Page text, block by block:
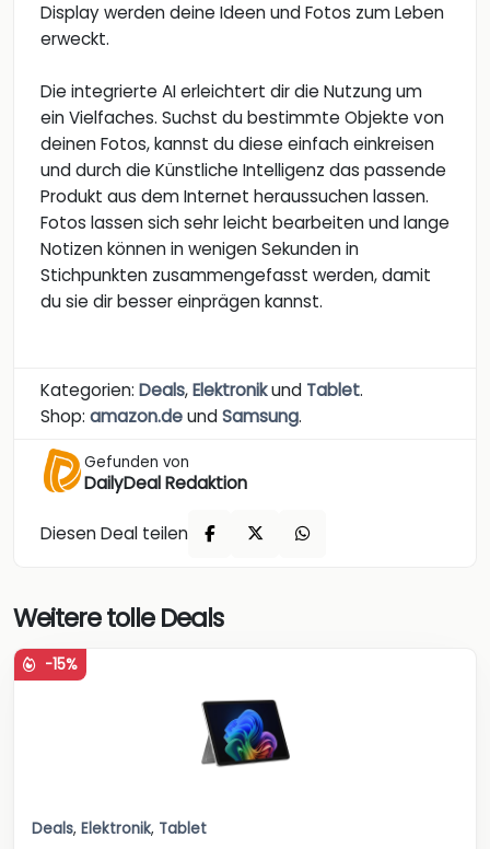
Display werden deine Ideen und Fotos zum Leben
erweckt.
Die integrierte AI erleichtert dir die Nutzung um
ein Vielfaches. Suchst du bestimmte Objekte von
deinen Fotos, kannst du diese einfach einkreisen
und durch die Künstliche Intelligenz das passende
Produkt aus dem Internet heraussuchen lassen.
Fotos lassen sich sehr leicht bearbeiten und lange
Notizen können in wenigen Sekunden in
Stichpunkten zusammengefasst werden, damit
du sie dir besser einprägen kannst.
Kategorien: Deals,Elektronikund Tablet.
Shop: amazon.deundSamsung.
Gefunden von
DailyDeal Redaktion
Diesen Deal teilen
Weitere tolle Deals
-15%
Deals, Elektronik, Tablet